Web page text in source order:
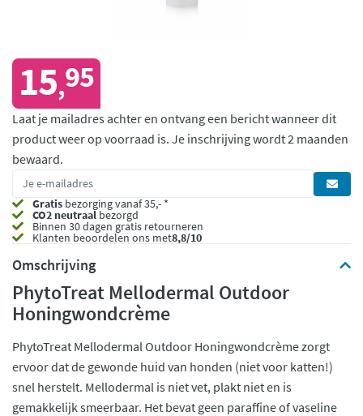
15,95
Laat je mailadres achter en ontvang een bericht wanneer dit
product weer op voorraad is. Je inschrijving wordt 2 maanden
bewaard.
Gratis bezorging vanaf 35,- *
CO2 neutraalbezorgd
Binnen 30 dagen gratis retourneren
Klanten beoordelen ons met8,8/10
Omschrijving
PhytoTreat Mellodermal Outdoor
Honingwondcrème
PhytoTreat Mellodermal Outdoor Honingwondcrème zorgt
ervoor dat de gewonde huid van honden (niet voor katten!)
snel herstelt. Mellodermal is niet vet, plakt niet en is
gemakkelijk smeerbaar. Het bevat geen paraffine of vaseline